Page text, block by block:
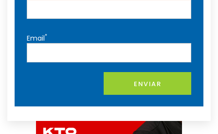
Email*
ENVIAR